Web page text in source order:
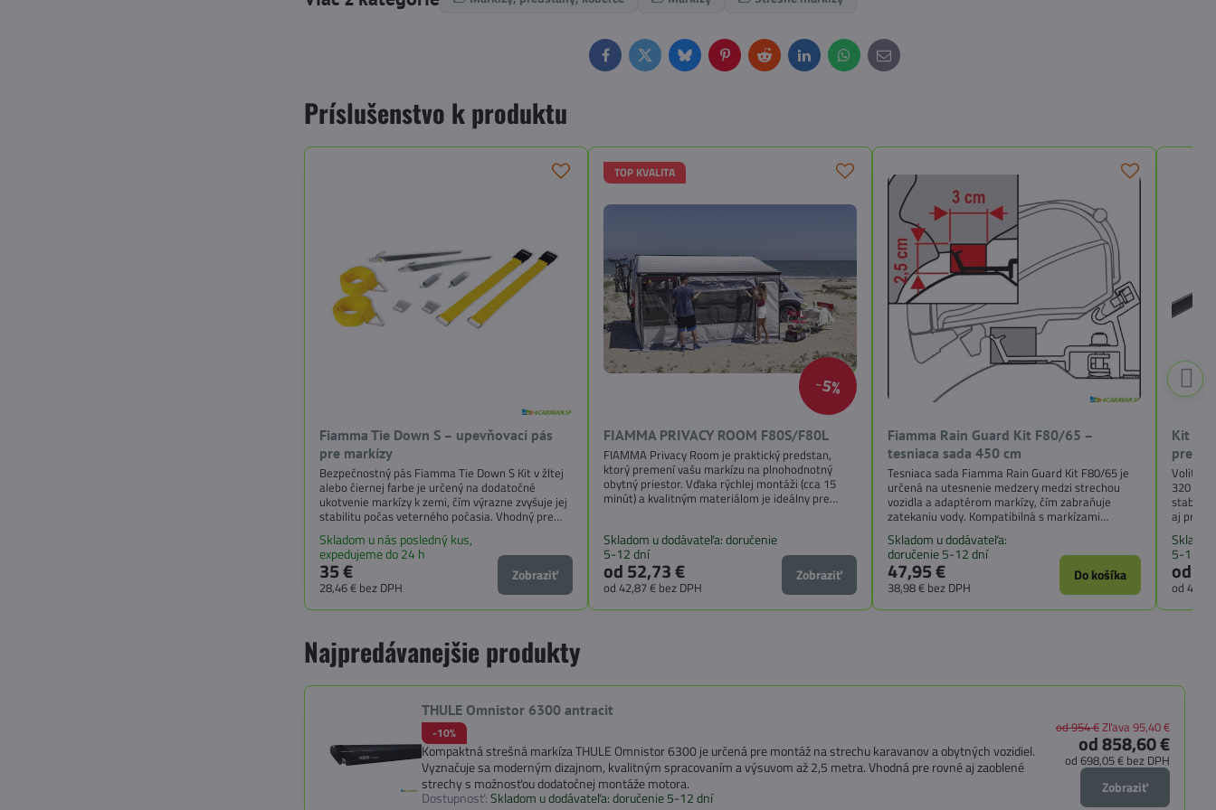
FacebookTwitterBlueskyPinterestRedditLinkedInWhatsApp
E-
mail
Príslušenstvo k produktu
Fiamma Tie Down S – upevňovací pás
pre markízy
Bezpečnostný pás Fiamma Tie Down S Kit v žltej
alebo čiernej farbe je určený na dodatočné
ukotvenie markízy k zemi, čím výrazne zvyšuje jej
stabilitu počas veterného počasia. Vhodný pre
širokú škálu markíz vrátane F35 Pro,
Caravanstore, F45S/L, F65S/L, F80S a Privacy
Room.
Skladom u nás posledný kus,
expedujeme do 24 h
35 €
28,46 € bez DPH
Zobraziť
5%
TOP KVALITA
FIAMMA PRIVACY ROOM F80S/F80L
FIAMMA Privacy Room je praktický predstan,
ktorý premení vašu markízu na plnohodnotný
obytný priestor. Vďaka rýchlej montáži (cca 15
minút) a kvalitným materiálom je ideálny pre
slnkom, čím zvyšuje komfort počas kempovania.
Skladom u dodávateľa: doručenie
5-12 dní
od 52,73 €
od 42,87 € bez DPH
Zobraziť
Fiamma Rain Guard Kit F80/65 –
tesniaca sada 450 cm
Tesniaca sada Fiamma Rain Guard Kit F80/65 je
určená na utesnenie medzery medzi strechou
vozidla a adaptérom markízy, čím zabraňuje
zatekaniu vody. Kompatibilná s markízami
Fiamma F80S, F65S a F65L.
Skladom u dodávateľa:
doručenie 5-12 dní
47,95 €
38,98 € bez DPH
Do košíka
Kit
pre
320 cm)
stabilitu
aj pri
5-12
od
od
Najpredávanejšie produkty
THULE Omnistor 6300 antracit
-10%
Kompaktná strešná markíza THULE Omnistor 6300 je určená pre montáž na strechu karavanov a obytných vozidiel.
Vyznačuje sa moderným dizajnom, kvalitným spracovaním a výsuvom až 2,5 metra. Vhodná pre rovné aj zaoblené
strechy s možnosťou dodatočnej montáže motora.
Dostupnosť:Skladom u dodávateľa: doručenie 5-12 dní
od 858,60 €
od 698,05 € bez DPH
od 954 €Zľava 95,40 €
Zobraziť